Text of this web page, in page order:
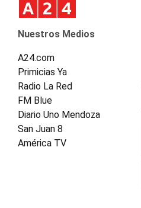
Nuestros Medios
A24.com
Primicias Ya
Radio La Red
FM Blue
Diario Uno Mendoza
San Juan 8
América TV